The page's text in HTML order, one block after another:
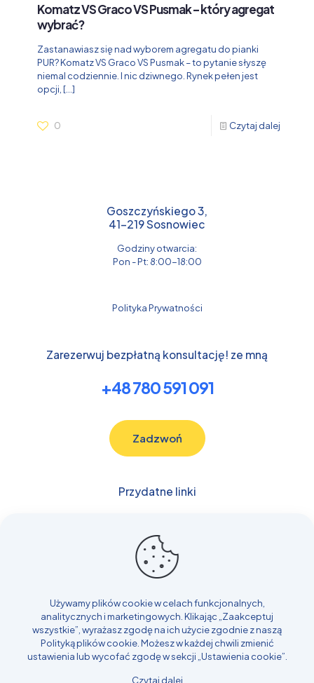
Komatz VS Graco VS Pusmak – który agregat
wybrać?
Zastanawiasz się nad wyborem agregatu do pianki
PUR? Komatz VS Graco VS Pusmak – to pytanie słyszę
niemal codziennie. I nic dziwnego. Rynek pełen jest
opcji, […]
0 Czytaj dalej
Goszczyńskiego 3,
41-219 Sosnowiec
Godziny otwarcia:
Pon - Pt: 8:00-18:00
Polityka Prywatności
Zarezerwuj bezpłatną konsultację! ze mną
+48 780 591 091
Zadzwoń
Przydatne linki
Samochody
Transport
Rolnicze i Leśne
Blog
Realizacje
Kontakt
Używamy plików cookie w celach funkcjonalnych,
analitycznych i marketingowych. Klikając „Zaakceptuj
wszystkie”, wyrażasz zgodę na ich użycie zgodnie z naszą
Polityką plików cookie. Możesz w każdej chwili zmienić
ustawienia lub wycofać zgodę w sekcji „Ustawienia cookie”.
Czytaj dalej